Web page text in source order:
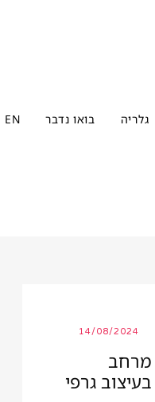
גלריה בואו נדבר EN
14/08/2024
מרחב
בעיצוב גרפי